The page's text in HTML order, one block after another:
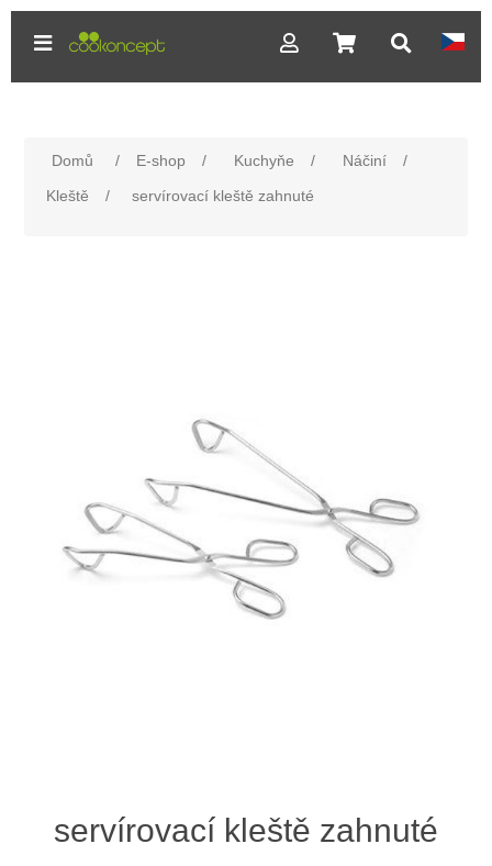
Domů / E-shop / Kuchyňe / Náčiní
/
Kleště
/ servírovací kleště zahnuté
servírovací kleště zahnuté